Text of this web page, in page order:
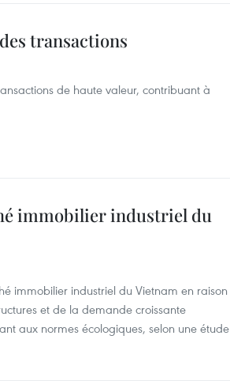
transactions
de haute valeur, contribuant à
immobilier industriel du
immobilier industriel du Vietnam en raison
et de la demande croissante
aux normes écologiques, selon une étude